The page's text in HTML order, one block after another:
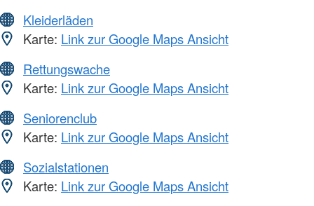
Kleiderläden
Karte: Link zur Google Maps Ansicht
Rettungswache
Karte: Link zur Google Maps Ansicht
Seniorenclub
Karte: Link zur Google Maps Ansicht
Sozialstationen
Karte: Link zur Google Maps Ansicht